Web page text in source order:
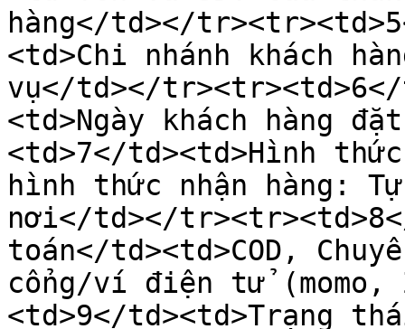
hàng</td></
<td>Chi nhánh khách
vụ</td></
<td>Ngày khách hàng
<td>7</td><td>Hình
hình thức nhận hàng:
nơi</td></
toán</td><td>COD,
cổng/ví điện tử
<td>9</td><td>Trạng